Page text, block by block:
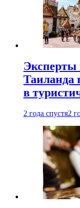
Эксперты
Таиланда
в
2 года спустя2